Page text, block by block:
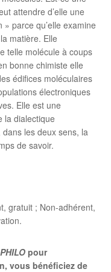
attendre d’elle une
parce qu’elle examine
matière. Elle
telle molécule à coups
bonne chimiste elle
édifices moléculaires
électroniques
Elle est une
la dialectique
les deux sens, la
de savoir.
gratuit ; Non-adhérent,
pour
vous bénéficiez de